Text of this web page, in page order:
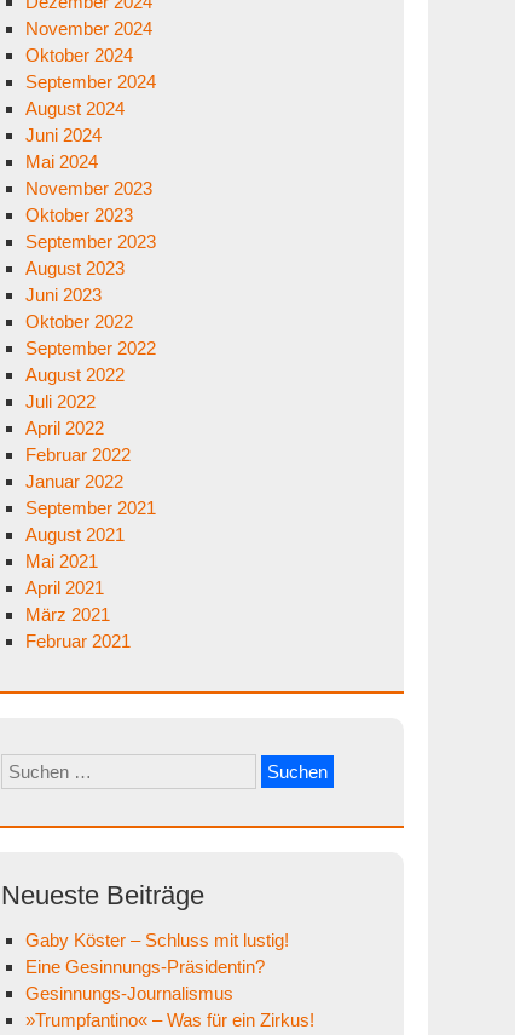
November 2024
Oktober 2024
September 2024
August 2024
Juni 2024
Mai 2024
November 2023
Oktober 2023
September 2023
August 2023
Juni 2023
Oktober 2022
September 2022
August 2022
Juli 2022
April 2022
Februar 2022
Januar 2022
September 2021
August 2021
Mai 2021
April 2021
März 2021
Februar 2021
Suchen
nach:
Neueste Beiträge
Gaby Köster – Schluss mit lustig!
Eine Gesinnungs-Präsidentin?
Gesinnungs-Journalismus
»Trumpfantino« – Was für ein Zirkus!